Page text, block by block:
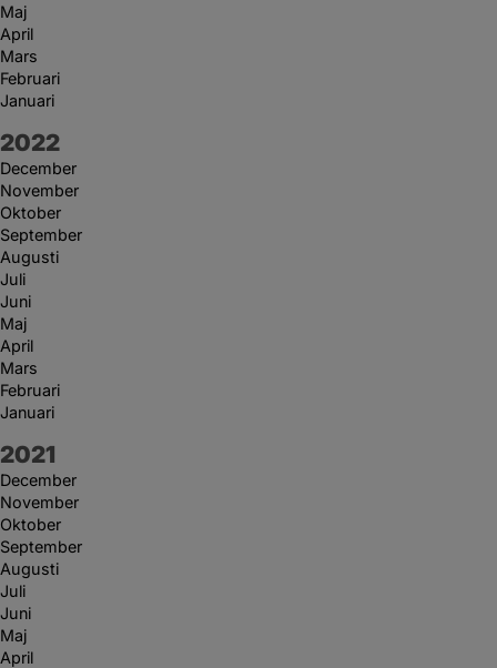
Maj
April
Mars
Februari
Januari
År:
2022
December
November
Oktober
September
Augusti
Juli
Juni
Maj
April
Mars
Februari
Januari
År:
2021
December
November
Oktober
September
Augusti
Juli
Juni
Maj
April